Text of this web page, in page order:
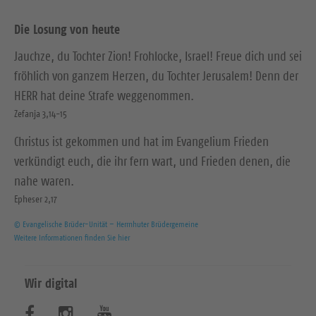
Die Losung von heute
Jauchze, du Tochter Zion! Frohlocke, Israel! Freue dich und sei
fröhlich von ganzem Herzen, du Tochter Jerusalem! Denn der
HERR hat deine Strafe weggenommen.
Zefanja 3,14-15
Christus ist gekommen und hat im Evangelium Frieden
verkündigt euch, die ihr fern wart, und Frieden denen, die
nahe waren.
Epheser 2,17
© Evangelische Brüder-Unität – Herrnhuter Brüdergemeine
Weitere Informationen finden Sie hier
Wir digital